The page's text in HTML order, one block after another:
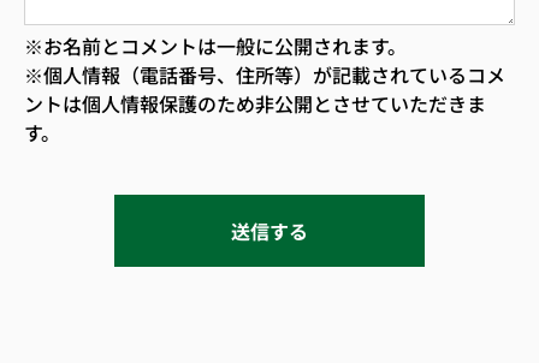
※お名前とコメントは一般に公開されます。
※個人情報（電話番号、住所等）が記載されているコメ
ントは個人情報保護のため非公開とさせていただきま
す。